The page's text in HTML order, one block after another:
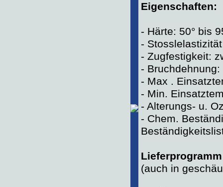
Eigenschaften:
- Härte: 50° bis
-
- Zugfestigkeit:
-
- Max .
- Min.
- Alterungs- u.
- Chem.
(auch in